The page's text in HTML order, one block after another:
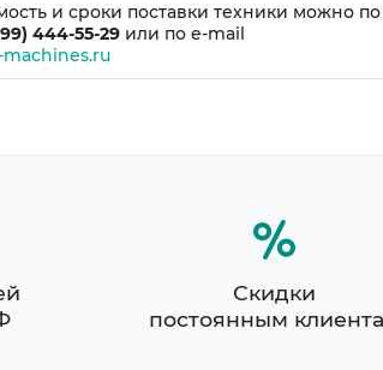
и сроки поставки техники можно по
444-55-29или по e-mail
Скидки
постоянным